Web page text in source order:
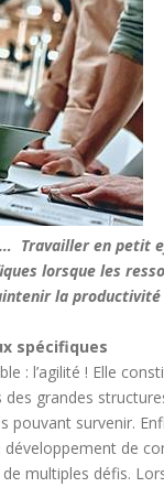
Travailler en
lorsque les
la productivité
spécifiques
: l’agilité ! Elle
grandes
survenir.
de
multiples défis.